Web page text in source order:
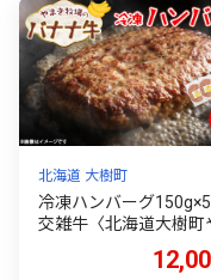
北海道 大樹町
冷凍ハンバーグ
交雑牛〈北海道大樹町